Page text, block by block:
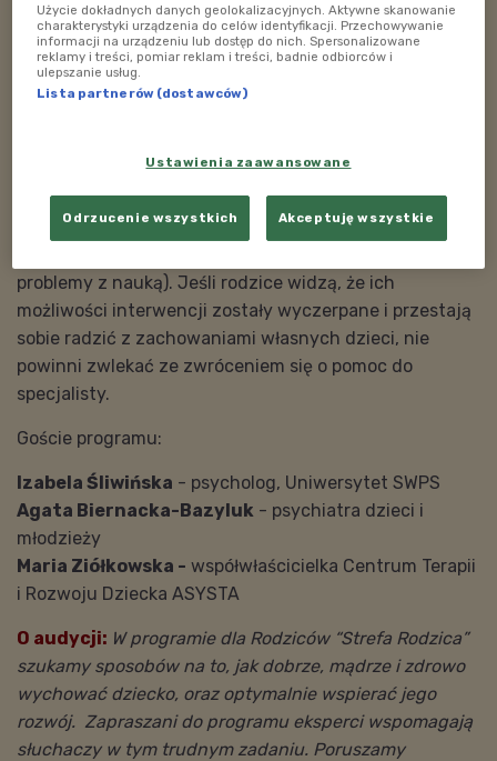
zaburzeń, wymagających pomocy lekarza lub
terapeuty.
Kiedy należy, a kiedy jedynie można skonfrontować
zgłaszają się do specjalistów należą zaburzenia
rozwojowe, logopedyczne, emocjonalne, behawioralne
(niepokojące zachowania, agresja, konfliktowość, brak
problemy z nauką). Jeśli rodzice widzą, że ich
możliwości interwencji zostały wyczerpane i przestają
sobie radzić z zachowaniami własnych dzieci, nie
powinni zwlekać ze zwróceniem się o pomoc do
specjalisty.
Goście programu:
Izabela Śliwińska - psycholog, Uniwersytet SWPS
Agata Biernacka-Bazyluk - psychiatra dzieci i
młodzieży
Maria Ziółkowska - współwłaścicielka Centrum Terapii
i Rozwoju Dziecka ASYSTA
O audycji: W programie dla Rodziców “Strefa Rodzica”
szukamy sposobów na to, jak dobrze, mądrze i zdrowo
wychować dziecko, oraz optymalnie wspierać jego
rozwój. Zapraszani do programu eksperci wspomagają
słuchaczy w tym trudnym zadaniu. Poruszamy
Użycie dokładnych danych geolokalizacyjnych. Aktywne skanowanie
charakterystyki urządzenia do celów identyfikacji. Przechowywanie
informacji na urządzeniu lub dostęp do nich. Spersonalizowane
reklamy i treści, pomiar reklam i treści, badnie odbiorców i
ulepszanie usług.
Lista partnerów (dostawców)
Ustawienia zaawansowane
Odrzucenie wszystkich Akceptuję wszystkie